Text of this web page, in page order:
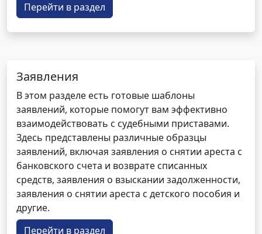
Перейти в раздел
Заявления
В этом разделе есть готовые шаблоны
заявлений, которые помогут вам эффективно
взаимодействовать с судебными приставами.
Здесь представлены различные образцы
заявлений, включая заявления о снятии ареста с
банковского счета и возврате списанных
средств, заявления о взыскании задолженности,
заявления о снятии ареста с детского пособия и
другие.
Перейти в раздел